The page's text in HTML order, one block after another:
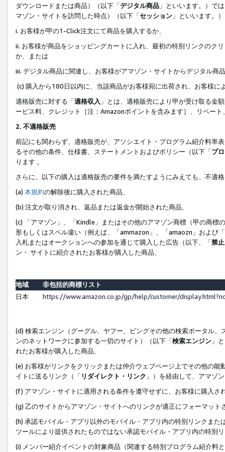
ダウンロードまたは商品）（以下「デジタル商品 」といいます。）で
マゾン・サイトを訪問した時点）（以下「セッション 」といいます。
i. お客様が甲の1-Click注文にて商品を購入するか、
ii. お客様が商品をショッピングカートに入れ、最初の特別リンクのク
か、または
iii. デジタル商品に関連し、お客様がアマゾン・サイトからデジタル
(c) 購入から180日以内に、当該商品がお客様宛に出荷され、お客様
適格販売に対する「適格収入 」とは、適格販売により甲が受け取る金
ービス料、クレジット［注：Amazonポイントを含みます］、リベー
2. 不適格販売
前記にも関わらず、適格販売が、アソシエイト・プログラム紹介料率
るその他の条件、仕様書、ステートメントおよびポリシー（以下「プ
ります 。
さらに、以下の購入は適格販売の要件を満たすようにみえても、不適
(a) 本規約の解除後に購入された商品、
(b) 注文が取り消され、返品または返金が開始された商品、
(c) 「アマゾン」、「Kindle」またはその他のアマゾン商標（甲の商
形もしくはスペル違い（例えば、「ammazon」、「amaozn」および
入札またはオークションへの参加を通じて購入した広告（以下、「禁
ン・ サイトに紹介されたお客様が購入した商品、
地域
非包括的商標リスト
日本
https://www.amazon.co.jp/gp/help/customer/
(d) 検索エンジン（グーグル、ヤフー、ビングその他の検索ポータル
ンのネットワークに参加する一切のサイト）（以下「検索エンジン 」
れたお客様が購入した商品、
(e) お客様がリンクをクリックまたは仲介ウェブページ上でその他の
イトに送るリンク（「 リダイレクト・リンク 」）を経由して、アマゾ
(f) アマゾン・サイトに適用される条件を遵守せずに、お客様に購入さ
(g) 乙のサイトからアマゾン・サイトへのリンクが適正にフォーマッ
(h) 承認モバイル・アプリ以外のモバイル・アプリ内の特別リンクま
ツールにより提供されたものではない承認モバイル・アプリ内の特別
(i) メンバー紹介イベントの対象商品（関連する特別プログラム紹介料